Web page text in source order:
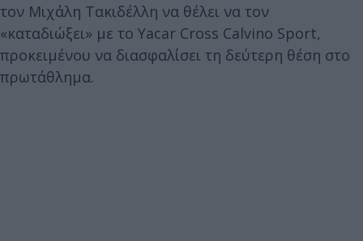
τον Μιχάλη Τακιδέλλη να θέλει να τον
«καταδιώξει» με το Yacar Cross Calvino Sport,
προκειμένου να διασφαλίσει τη δεύτερη θέση στο
πρωτάθλημα.